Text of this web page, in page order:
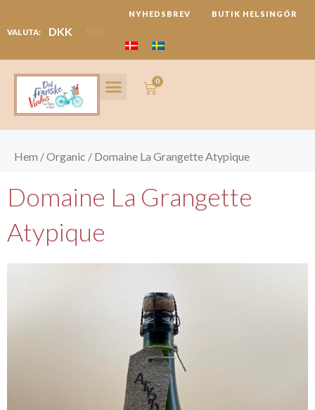
till
NYHEDSBREV
BUTIK HELSINGÖR
VALUTA:
DKK
0
Varukorg
Hem /Organic / Domaine La Grangette Atypique
Domaine La Grangette
Atypique